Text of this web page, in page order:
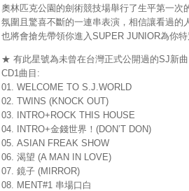
奧林匹克公園的劍術競技場舉行了生平第一
氛圍且驚喜不斷的一連串表演，相信讓看過
也將會搶先帶領你進入SUPER JUNIOR為你
★ 有此星號為未曾在台灣正式公開過的SJ新
CD1曲目:
01. WELCOME TO S.J.WORLD
02. TWINS (KNOCK OUT)
03. INTRO+ROCK THIS HOUSE
04. INTRO+金錢世界！(DON’T DON)
05. ASIAN FREAK SHOW
06. 渴望 (A MAN IN LOVE)
07. 鏡子 (MIRROR)
08. MENT#1 串場口白